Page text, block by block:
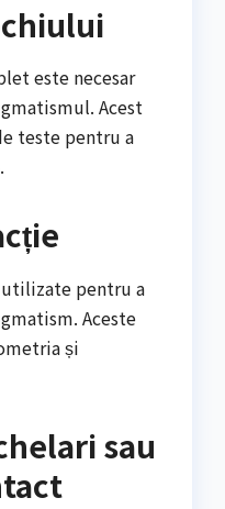
este necesar
Acest
teste pentru a
pentru a
Aceste
și
sau